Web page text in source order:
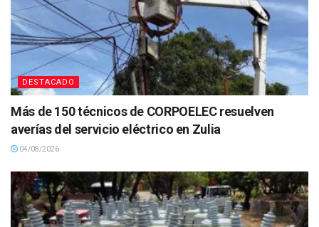
DESTACADO
Más de 150 técnicos de CORPOELEC resuelven
averías del servicio eléctrico en Zulia
04/08/2026